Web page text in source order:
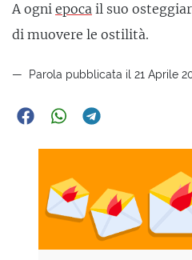
A ogni epoca il suo
di muovere le ostilità.
Parola pubblicata il 21 Aprile